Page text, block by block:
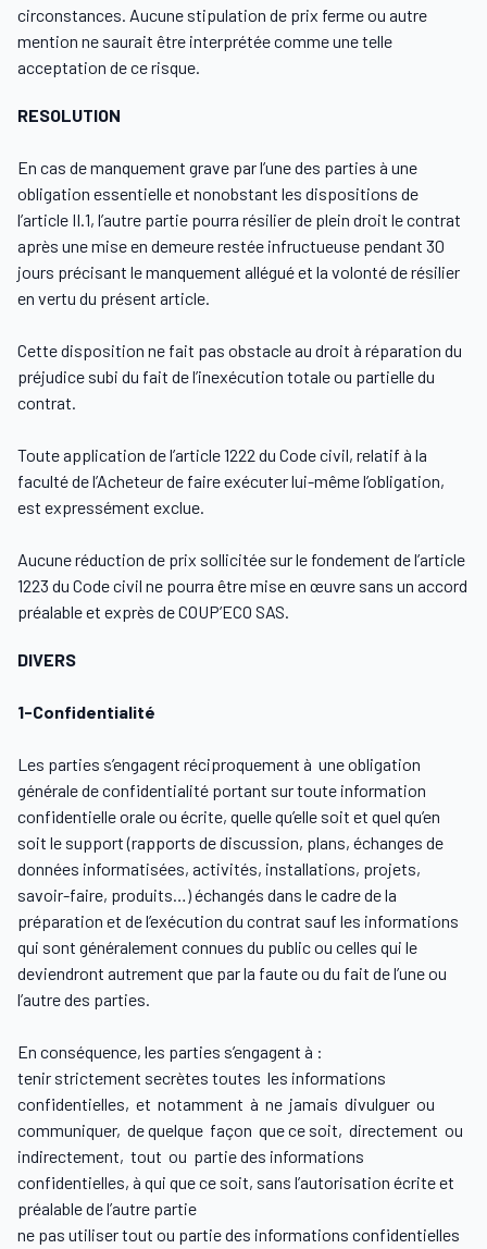
circonstances. Aucune stipulation de prix ferme ou autre
mention ne saurait être interprétée comme une telle
acceptation de ce risque.
RESOLUTION
En cas de manquement grave par l’une des parties à une
obligation essentielle et nonobstant les dispositions de
l’article II.1, l’autre partie pourra résilier de plein droit le contrat
après une mise en demeure restée infructueuse pendant 30
jours précisant le manquement allégué et la volonté de résilier
en vertu du présent article.
Cette disposition ne fait pas obstacle au droit à réparation du
préjudice subi du fait de l’inexécution totale ou partielle du
contrat.
Toute application de l’article 1222 du Code civil, relatif à la
faculté de l’Acheteur de faire exécuter lui-même l’obligation,
est expressément exclue.
Aucune réduction de prix sollicitée sur le fondement de l’article
1223 du Code civil ne pourra être mise en œuvre sans un accord
préalable et exprès de COUP’ECO SAS.
DIVERS
1-Confidentialité
Les parties s’engagent réciproquement à une obligation
générale de confidentialité portant sur toute information
confidentielle orale ou écrite, quelle qu’elle soit et quel qu’en
soit le support (rapports de discussion, plans, échanges de
données informatisées, activités, installations, projets,
savoir-faire, produits…) échangés dans le cadre de la
préparation et de l’exécution du contrat sauf les informations
qui sont généralement connues du public ou celles qui le
deviendront autrement que par la faute ou du fait de l’une ou
l’autre des parties.
En conséquence, les parties s’engagent à :
tenir strictement secrètes toutes les informations
confidentielles, et notamment à ne jamais divulguer ou
communiquer, de quelque façon que ce soit, directement ou
indirectement, tout ou partie des informations
confidentielles, à qui que ce soit, sans l’autorisation écrite et
préalable de l’autre partie
ne pas utiliser tout ou partie des informations confidentielles